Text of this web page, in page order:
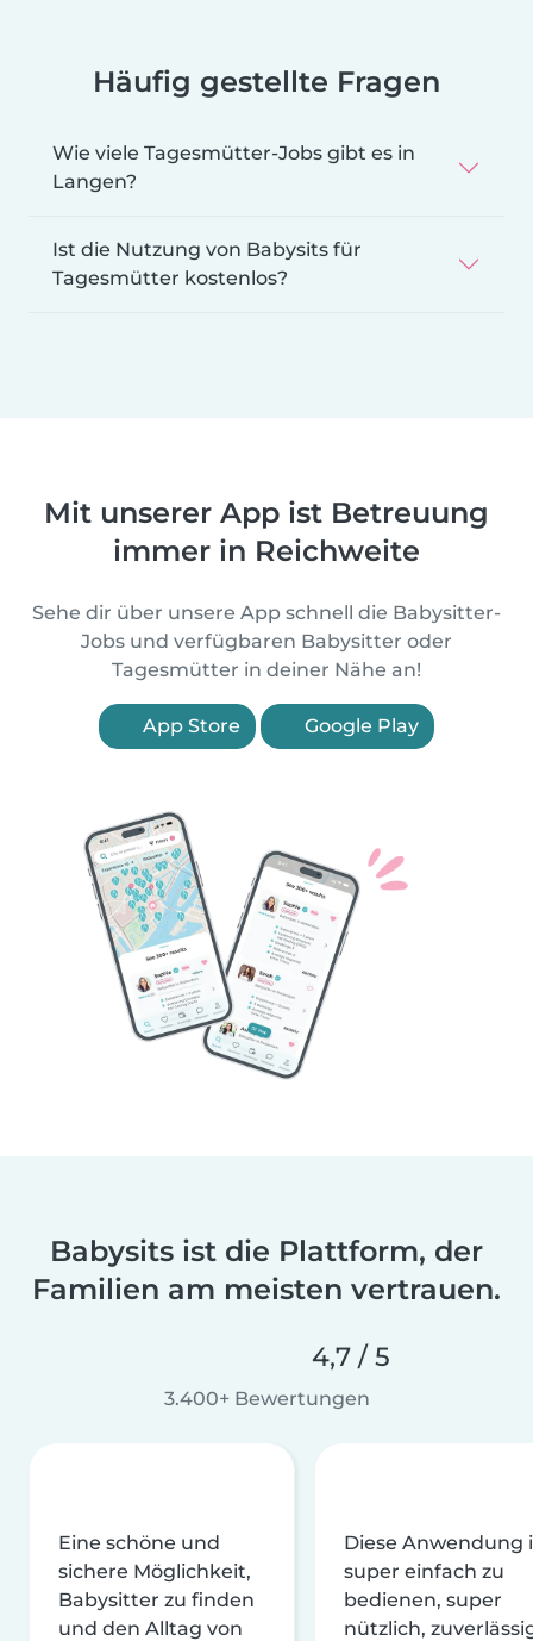
Häufig gestellte Fragen
Wie viele Tagesmütter-Jobs gibt es in
Langen?
Ist die Nutzung von Babysits für
Tagesmütter kostenlos?
Mit unserer App ist Betreuung
immer in Reichweite
Sehe dir über unsere App schnell die Babysitter-
Jobs und verfügbaren Babysitter oder
Tagesmütter in deiner Nähe an!
App Store Google Play
Babysits ist die Plattform, der
Familien am meisten vertrauen.
4,7 / 5
3.400+ Bewertungen
Eine schöne und
sichere Möglichkeit,
Babysitter zu finden
und den Alltag von
Diese Anwendung
super einfach zu
bedienen, super
nützlich,